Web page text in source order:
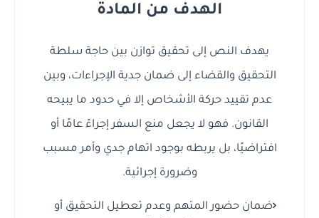
الهدف من المادة
يهدف النص إلى تحقيق توازن بين حاجة سلطة
التحقيق والقضاء إلى ضمان جدية الإجراءات، وبين
عدم تقييد حركة الأشخاص إلا في حدود ما يبيحه
القانون. فهو لا يجعل منع السفر إجراءً عامًا أو
افتراضيًا، بل يربطه بوجود اتهام جدي وأمر مسبب
وضرورة إجرائية.
ضمان حضور المتهم وعدم تعطيل التحقيق أو